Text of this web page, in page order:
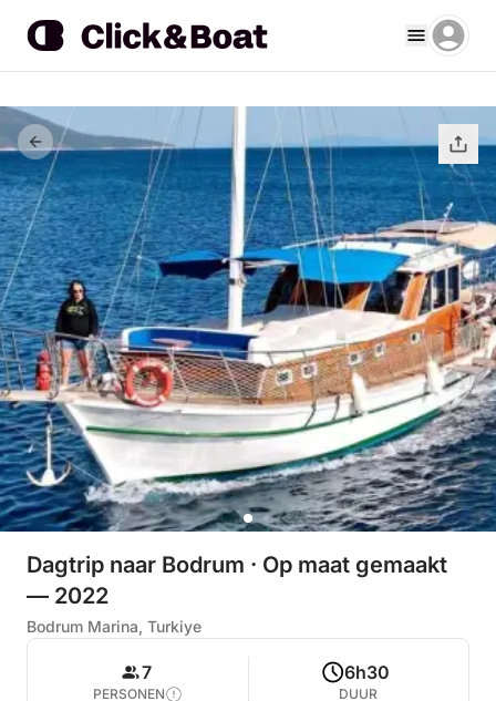
Dagtrip naar Bodrum · Op maat gemaakt
— 2022
Bodrum Marina, Turkiye
7
PERSONEN
6h30
DUUR